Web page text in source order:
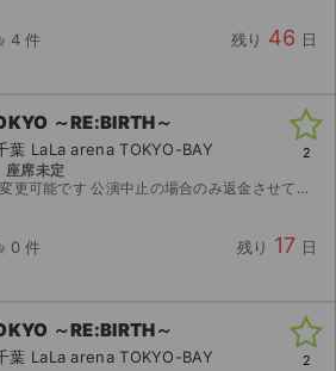
4 件 残り 46 日
～RE:BIRTH～
LaLa arena TOKYO-BAY
席未定
能です 公演中止の場合のみ返金させていただきます
0 件 残り 17 日
2
～RE:BIRTH～
LaLa arena TOKYO-BAY 2